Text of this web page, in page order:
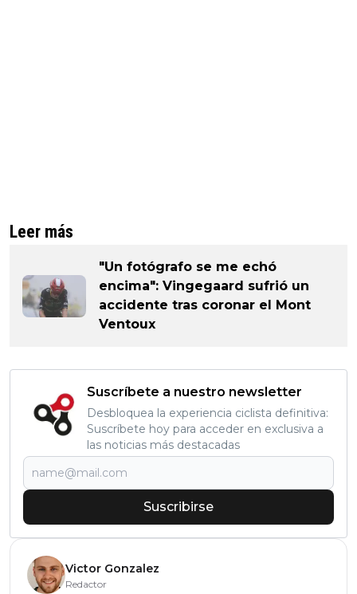
Leer más
"Un fotógrafo se me echó
encima": Vingegaard sufrió un
accidente tras coronar el Mont
Ventoux
Suscríbete a nuestro newsletter
Desbloquea la experiencia ciclista definitiva:
Suscríbete hoy para acceder en exclusiva a
las noticias más destacadas
Suscribirse
Victor Gonzalez
Redactor